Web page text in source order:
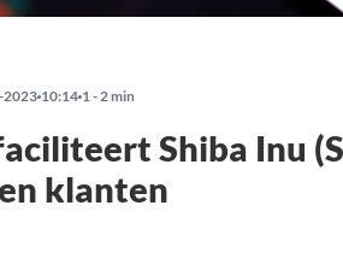
2023 10:14 1 - 2 min
Shiba Inu
klanten